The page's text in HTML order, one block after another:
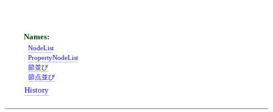
NodeList
PropertyNodeList
節並び
節点並び
History